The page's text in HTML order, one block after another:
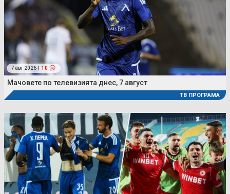
7 авг 2026 | 10
Мачовете по телевизията днес, 7 август
ТВ ПРОГРАМА